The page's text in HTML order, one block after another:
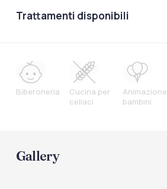
Trattamenti disponibili
Biberoneria
Cucina per
celiaci
Animazione
bambini
Gallery